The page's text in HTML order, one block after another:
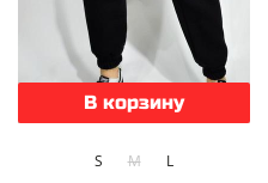
В корзину
S M L